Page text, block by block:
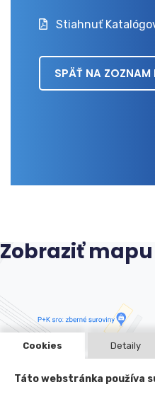
Stiahnuť
SPÄŤ NA ZOZNAM
Zobraziť mapu
Cookies Detaily
Táto webstránka používa